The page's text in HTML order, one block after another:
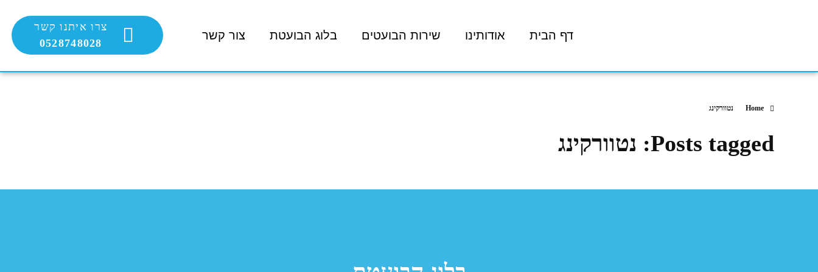
דף הבית אודותינו שירות הבועטים בלוג הבועטת צור קשר
צרו איתנו קשר
0528748028
Home נטוורקינג
Posts tagged: נטוורקינג